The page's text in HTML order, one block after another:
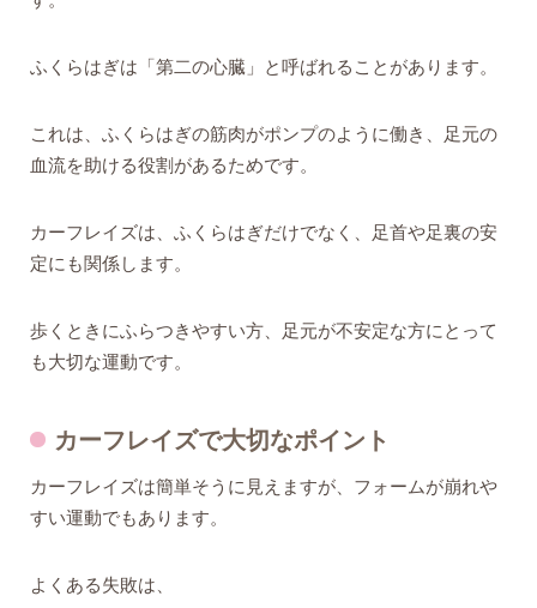
ふくらはぎは「第二の心臓」と呼ばれることがあります。
これは、ふくらはぎの筋肉がポンプのように働き、足元の
血流を助ける役割があるためです。
カーフレイズは、ふくらはぎだけでなく、足首や足裏の安
定にも関係します。
歩くときにふらつきやすい方、足元が不安定な方にとって
も大切な運動です。
カーフレイズで大切なポイント
カーフレイズは簡単そうに見えますが、フォームが崩れや
すい運動でもあります。
よくある失敗は、